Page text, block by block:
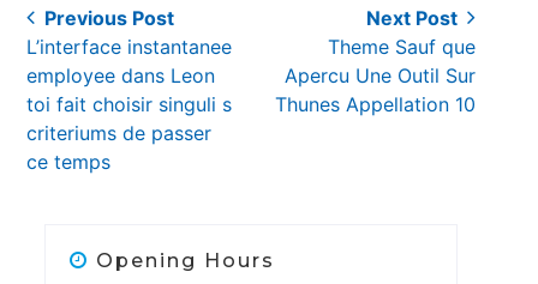
Post
navigation
Previous Post
Previous
post:
L’interface instantanee
employee dans Leon
toi fait choisir singuli s
criteriums de passer
ce temps
Next Post
Next
post:
Theme Sauf que
Apercu Une Outil Sur
Thunes Appellation 10
Opening Hours